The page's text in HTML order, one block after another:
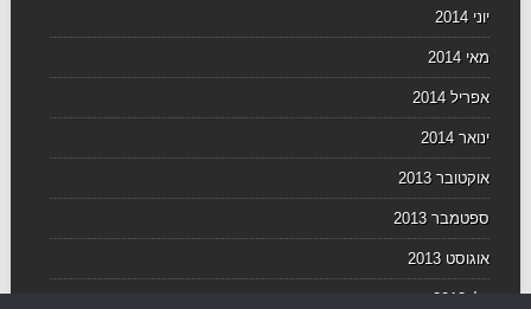
יוני 2014
מאי 2014
אפריל 2014
ינואר 2014
אוקטובר 2013
ספטמבר 2013
אוגוסט 2013
יולי 2013